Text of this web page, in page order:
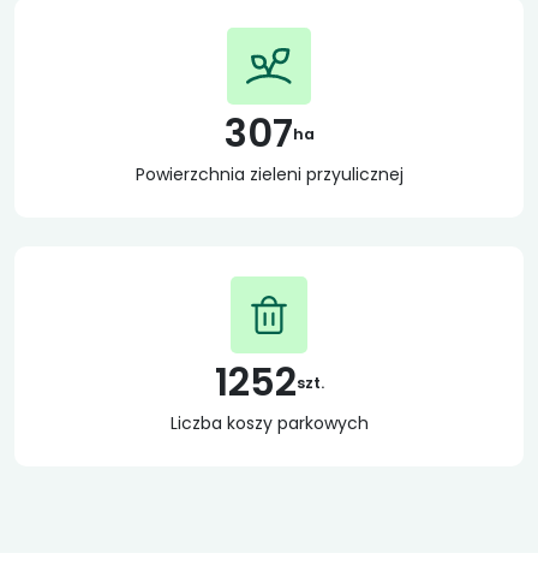
307ha
Powierzchnia zieleni przyulicznej
1252szt.
Liczba koszy parkowych